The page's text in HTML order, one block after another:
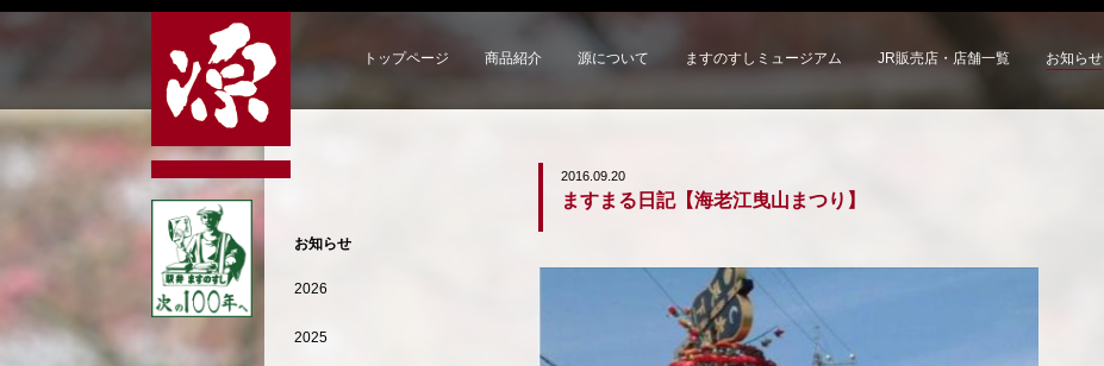
トップページ 商品紹介 源について ますのすしミュージアム JR販売店・店舗一覧 お知らせ
2016.09.20
ますまる日記【海老江曳山まつり】
お知らせ
2026
2025